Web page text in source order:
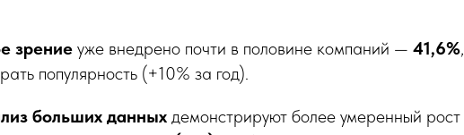
зрение уже внедрено почти в половине компаний — 41,6%,
популярность (+10% за год).
больших данных демонстрируют более умеренный рост